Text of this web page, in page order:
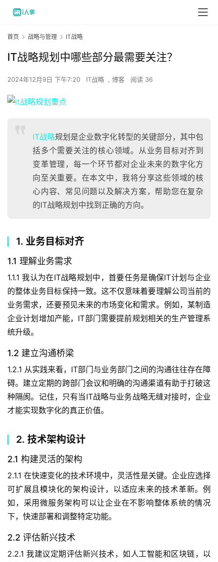
首页 战略与管理 IT战略
IT战略规划中哪些部分最需要关注？
2024年12月9日 下午7:20 IT战略 , 博客 阅读 36
IT战略规划是企业数字化转型的关键部分，其中包
括多个需要关注的核心领域。从业务目标对齐到
变革管理，每一个环节都对企业未来的数字化方
向至关重要。在本文中，我将分享这些领域的核
心内容、常见问题以及解决方案，帮助您在复杂
的IT战略规划中找到正确的方向。
1. 业务目标对齐
1.1 理解业务需求
1.1.1 我认为在IT战略规划中，首要任务是确保IT计划与企业
的整体业务目标保持一致。这不仅意味着要理解公司当前的
业务需求，还要预见未来的市场变化和需求。例如，某制造
企业计划增加产能，IT部门需要提前规划相关的生产管理系
统升级。
1.2 建立沟通桥梁
1.2.1 从实践来看，IT部门与业务部门之间的沟通往往存在障
碍。建立定期的跨部门会议和明确的沟通渠道有助于打破这
种隔阂。记住，只有当IT战略与业务战略无缝对接时，企业
才能实现数字化的真正价值。
2. 技术架构设计
2.1 构建灵活的架构
2.1.1 在快速变化的技术环境中，灵活性是关键。企业应选择
可扩展且模块化的架构设计，以适应未来的技术革新。例
如，采用微服务架构可以让企业在不影响整体系统的情况
下，快速部署和调整特定功能。
2.2 评估新兴技术
2.2.1 我建议定期评估新兴技术，如人工智能和区块链，以